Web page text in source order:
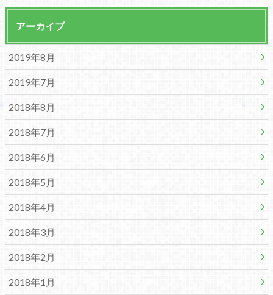
アーカイブ
2019年8月
2019年7月
2018年8月
2018年7月
2018年6月
2018年5月
2018年4月
2018年3月
2018年2月
2018年1月